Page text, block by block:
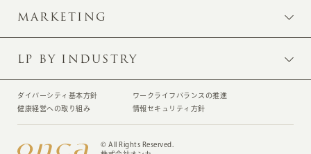
MARKETING
LP BY INDUSTRY
ダイバーシティ基本方針
ワークライフバランスの推進
健康経営への取り組み
情報セキュリティ方針
© All Rights Reserved.